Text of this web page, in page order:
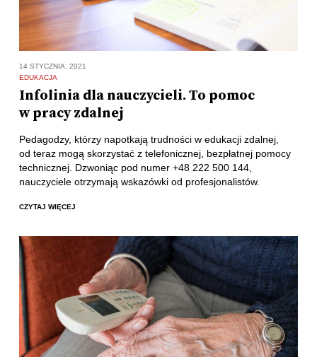
14 STYCZNIA, 2021
EDUKACJA
Infolinia dla nauczycieli. To pomoc
w pracy zdalnej
Pedagodzy, którzy napotkają trudności w edukacji zdalnej,
od teraz mogą skorzystać z telefonicznej, bezpłatnej pomocy
technicznej. Dzwoniąc pod numer +48 222 500 144,
nauczyciele otrzymają wskazówki od profesjonalistów.
CZYTAJ WIĘCEJ